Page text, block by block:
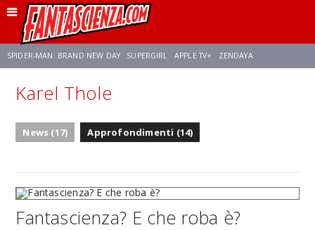
SPIDER-MAN: BRAND NEW DAY SUPERGIRL APPLE TV+ ZENDAYA
FRANCO RICCIARDIELLO AVENGERS: DOOMSDAY
Karel Thole
News (17) Approfondimenti (14)
Fantascienza? E che roba è?